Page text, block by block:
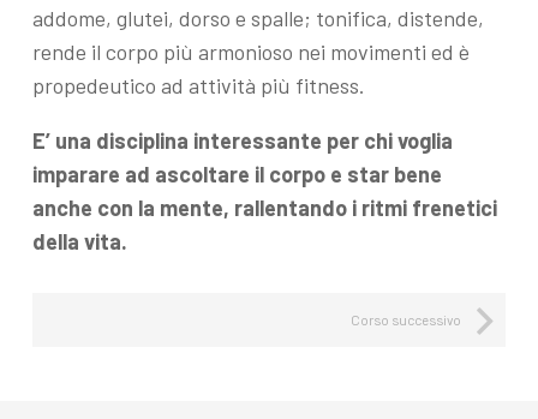
addome, glutei, dorso e spalle; tonifica, distende,
rende il corpo più armonioso nei movimenti ed è
propedeutico ad attività più fitness.
E’ una disciplina interessante per chi voglia
imparare ad ascoltare il corpo e star bene
anche con la mente, rallentando i ritmi frenetici
della vita.
Corso successivo